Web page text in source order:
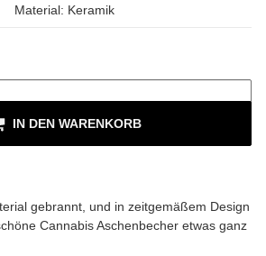
Material: Keramik
IN DEN WARENKORB
gebrannt, und in zeitgemäßem Design
Cannabis Aschenbecher etwas ganz